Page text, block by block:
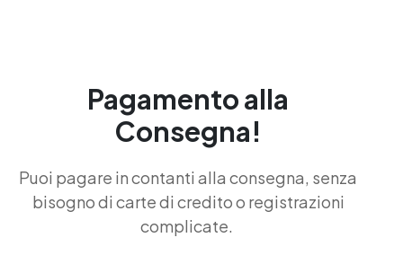
Pagamento alla
Consegna!
Puoi pagare in contanti alla consegna, senza
bisogno di carte di credito o registrazioni
complicate.